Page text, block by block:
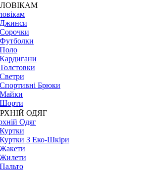
Джинси
Сорочки
Футболки
Поло
Кардигани
Толстовки
Светри
Спортивні Брюки
Майки
Шорти
ОДЯГ
Одяг
Куртки
Куртки З Еко-Шкіри
Жакети
Жилети
Пальто